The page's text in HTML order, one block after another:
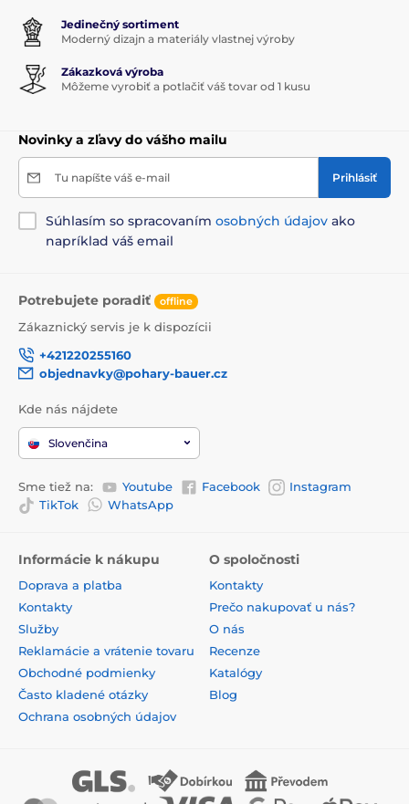
Jedinečný sortiment
Moderný dizajn a materiály vlastnej výroby
Zákazková výroba
Môžeme vyrobiť a potlačiť váš tovar od 1 kusu
Novinky a zľavy do vášho mailu
Tu napíšte váš e-mail Prihlásiť
Súhlasím so spracovaním osobných údajov ako
napríklad váš email
Potrebujete poradiť offline
Zákaznický servis je k dispozícii
+421220255160
objednavky@pohary-bauer.cz
Kde nás nájdete
Slovenčina
Sme tiež na: Youtube Facebook
Instagram
TikTok
WhatsApp
Informácie k nákupu
Doprava a platba
Kontakty
Služby
Reklamácie a vrátenie tovaru
Obchodné podmienky
Často kladené otázky
Ochrana osobných údajov
O spoločnosti
Kontakty
Prečo nakupovať u nás?
O nás
Recenze
Katalógy
Blog